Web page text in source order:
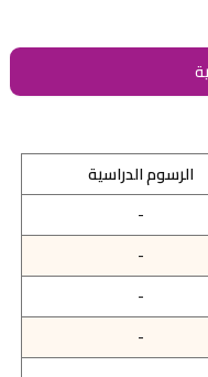
الرسوم الدراسية
-
-
-
-